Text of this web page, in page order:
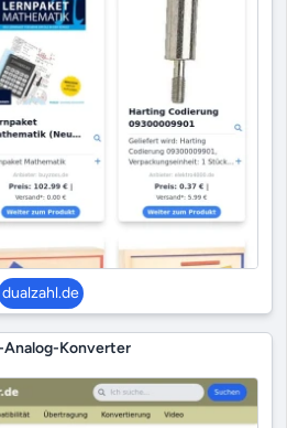
dualzahl.de
Konverter